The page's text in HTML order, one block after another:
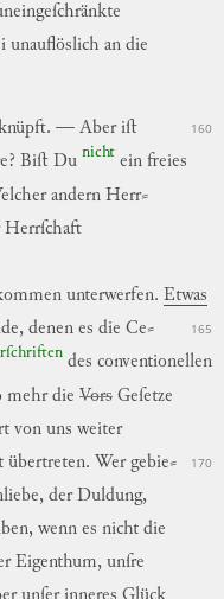
unauflöslich an die
. — Aber iſt 160
? Biſt Du nicht ein freies
andern Herr⸗
Herrſchaft
unterwerfen. Etwas
165
, denen es die Ce⸗
des conventionellen
mehr die Vors Geſetze
von uns weiter
übertreten. Wer gebie⸗ 170
, der Duldung,
, wenn es nicht die
Eigenthum, unſre